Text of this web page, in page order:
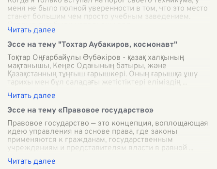
меня не было полной уверенности в том, что это место
станет большим чем просто учебным заведением.
Первые дни были наполнены вол
Эссе на тему "Тохтар Аубакиров, космонавт"
Тоқтар Оңғарбайұлы Әубәкіров - қазақ халқының
мақтанышы, Кеңес Одағының батыры, және
Қазақстанның тұңғыш ғарышкері. Оның ғарышқа ұшу
тарихы мен бұл саладағы жетістіктері еліміздің
Эссе на тему «Правовое государство»
Правовое государство — это концепция, воплощающая
идею управления на основе права, где законы
применяются к гражданам, государственным
учреждениям и представителям власти в равной